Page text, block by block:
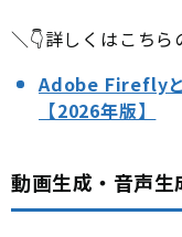
＼👇詳しくはこち
Adobe Fireflyと
【2026年版】
動画生成・音声生